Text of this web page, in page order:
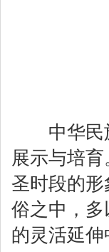
中华民族
展示与培
圣时段的
俗之中，
的灵活延伸